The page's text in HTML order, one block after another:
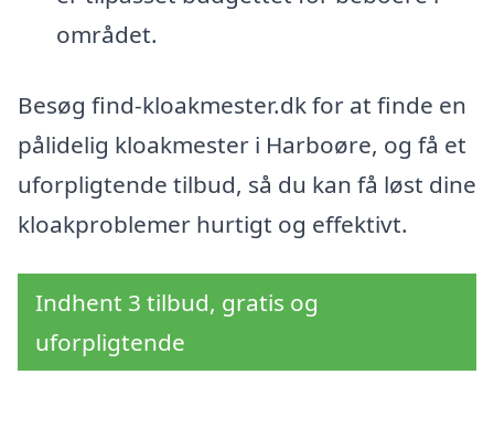
området.
Besøg find-kloakmester.dk for at finde en
pålidelig kloakmester i Harboøre, og få et
uforpligtende tilbud, så du kan få løst dine
kloakproblemer hurtigt og effektivt.
Indhent 3 tilbud, gratis og
uforpligtende